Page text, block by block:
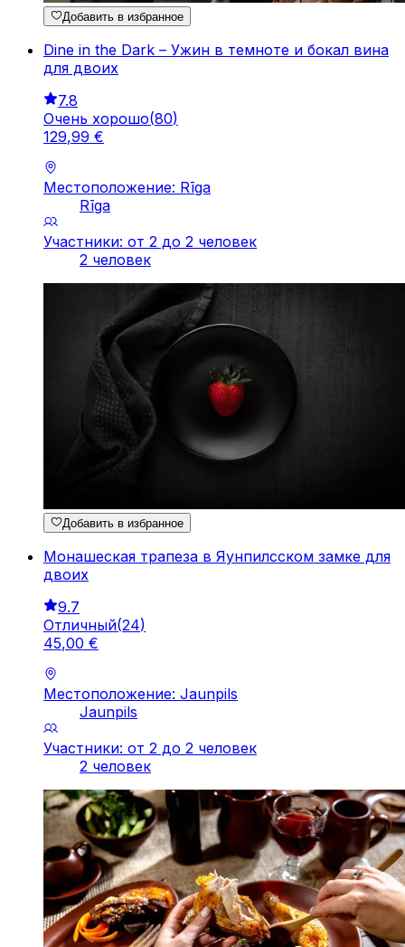
Добавить в избранное
Dine in the Dark – Ужин в темноте и бокал вина
для двоих
7.8
Очень хорошо(80)
129,99 €
Местоположение: Rīga
Rīga
Участники: от 2 до 2 человек
2 человек
Добавить в избранное
Монашеская трапеза в Яунпилсском замке для
двоих
9.7
Отличный(24)
45,00 €
Местоположение: Jaunpils
Jaunpils
Участники: от 2 до 2 человек
2 человек